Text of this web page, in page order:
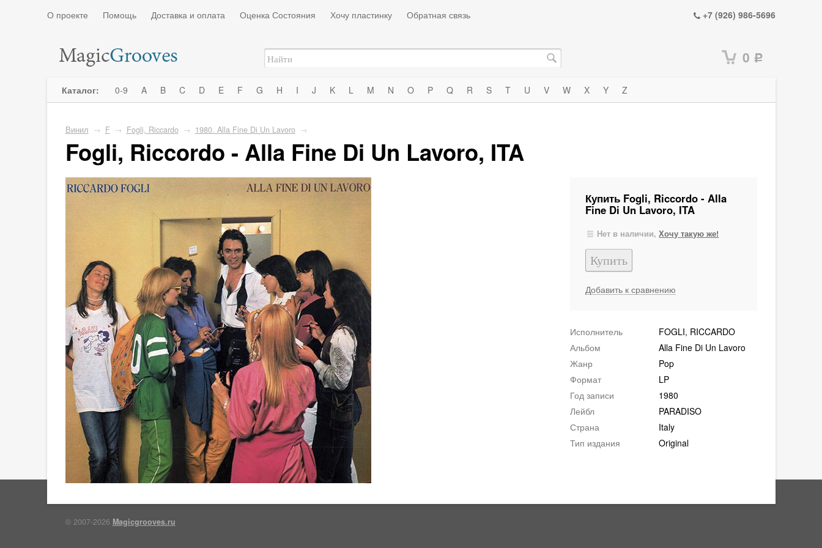
О проекте Помощь Доставка и оплата Оценка Состояния Хочу пластинку Обратная связь +7 (926) 986-5696
0 Р
Каталог: 0-9 A B C D E F G H I J K L M N O P Q R S T U V W X Y Z
Винил → F → Fogli, Riccardo → 1980. Alla Fine Di Un Lavoro →
Fogli, Riccordo - Alla Fine Di Un Lavoro, ITA
Купить Fogli, Riccordo - Alla
Fine Di Un Lavoro, ITA
Нет в наличии,Хочу такую же!
Добавить к сравнению
Исполнитель
FOGLI, RICCARDO
Альбом
Alla Fine Di Un Lavoro
Жанр
Pop
Формат
LP
Год записи
1980
Лейбл
PARADISO
Страна
Italy
Тип издания
Original
© 2007-2026 Magicgrooves.ru